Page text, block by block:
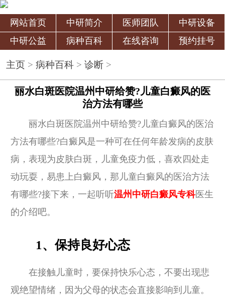
网站首页 中研简介 医师团队
中研设备
中研公益
病种百科 在线咨询 预约挂号
主页> 病种百科> 诊断>
丽水白斑医院温州中研给赞?儿童白癜风的医
治方法有哪些
丽水白斑医院温州中研给赞?儿童白癜风的医治
方法有哪些?白癜风是一种可在任何年龄发病的皮肤
病，表现为皮肤白斑，儿童免疫力低，喜欢四处走
动玩耍，易患上白癜风，那儿童白癜风的医治方法
有哪些?接下来，一起听听温州中研白癜风专科医生
的介绍吧。
1、保持良好心态
在接触儿童时，要保持快乐心态，不要出现悲
观绝望情绪，因为父母的状态会直接影响到儿童。